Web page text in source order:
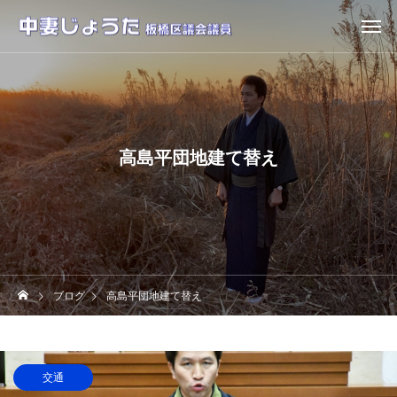
高島平団地建て替え
ブログ 高島平団地建て替え
交通